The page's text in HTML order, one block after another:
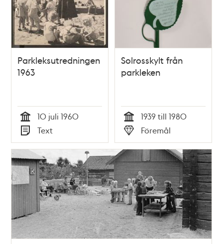
Parkleksutredningen
1963
Tid
10 juli 1960
Typ
Text
Solrosskylt från
parkleken
Tid
1939 till 1980
Typ
Föremål